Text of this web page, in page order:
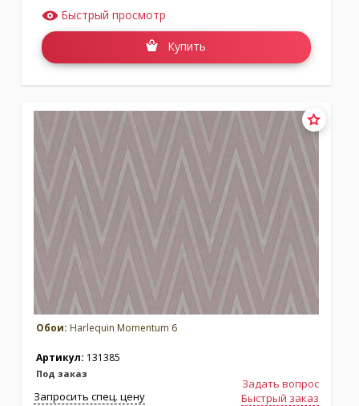
Быстрый просмотр
Купить
Обои: Harlequin Momentum 6
Артикул: 131385
Под заказ
Задать вопрос
Быстрый заказ
Запросить спец. цену